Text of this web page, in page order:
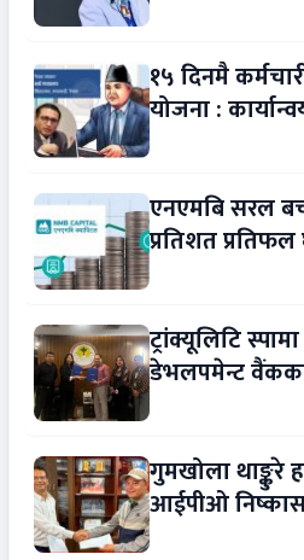
१५ दिनमै
योजना :
एनएमबि सरल
प्रतिशत
ट्रांक्यूलिटि
डेभलपमेन्ट
गुमखोला थाङ्कुरे
आईपीओ